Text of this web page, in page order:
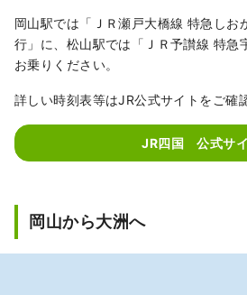
岡山駅では「ＪＲ瀬戸大橋線 特急しお
行」に、松山駅では「ＪＲ予讃線 特急
お乗りください。
詳しい時刻表等はJR公式サイトをご確
JR四国 公式サ
岡山から大洲へ